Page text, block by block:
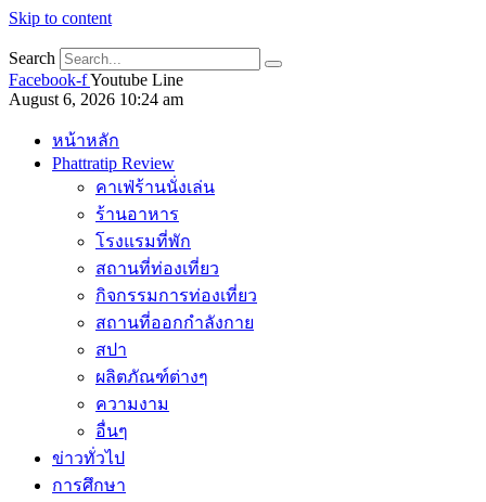
Skip to content
Search
Facebook-fYoutube Line
August 6, 2026 10:24 am
หน้าหลัก
Phattratip Review
คาเฟ่ร้านนั่งเล่น
ร้านอาหาร
โรงแรมที่พัก
สถานที่ท่องเที่ยว
กิจกรรมการท่องเที่ยว
สถานที่ออกกำลังกาย
สปา
ผลิตภัณฑ์ต่างๆ
ความงาม
อื่นๆ
ข่าวทั่วไป
การศึกษา